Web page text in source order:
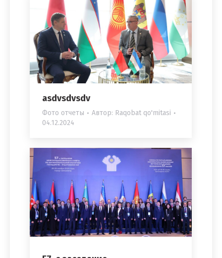
asdvsdvsdv
Фото отчеты Автор: Raqobat qo'mitasi
04.12.2024